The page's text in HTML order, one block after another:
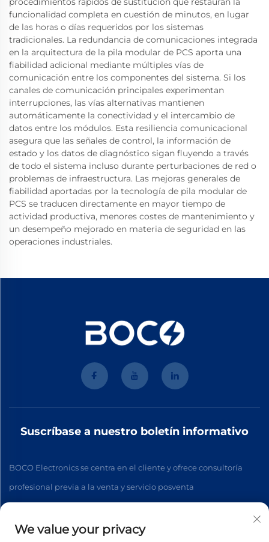
funcionalidad completa en cuestión de minutos, en lugar
de las horas o días requeridos por los sistemas
tradicionales. La redundancia de comunicaciones integrada
en la arquitectura de la pila modular de PCS aporta una
fiabilidad adicional mediante múltiples vías de
comunicación entre los componentes del sistema. Si los
canales de comunicación principales experimentan
interrupciones, las vías alternativas mantienen
automáticamente la conectividad y el intercambio de
datos entre los módulos. Esta resiliencia comunicacional
asegura que las señales de control, la información de
estado y los datos de diagnóstico sigan fluyendo a través
de todo el sistema incluso durante perturbaciones de red o
problemas de infraestructura. Las mejoras generales de
fiabilidad aportadas por la tecnología de pila modular de
PCS se traducen directamente en mayor tiempo de
actividad productiva, menores costes de mantenimiento y
un desempeño mejorado en materia de seguridad en las
operaciones industriales.
Suscríbase a nuestro boletín informativo
BOCO Electronics se centra en el cliente y ofrece consultoría
profesional previa a la venta y servicio posventa
We value your privacy